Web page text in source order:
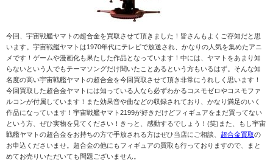
今回、宇宙戦艦ヤマトの超合金を買取させて頂きました！皆さんもよくご存知だと思
います。宇宙戦艦ヤマトは1970年代にテレビで放送され、かなりの人気を集めたアニ
メです！ゲームや漫画化も果たした作品となっています！中には、ヤマトをあまり知
らないという人でもテーマソングだけ聞いたことあるという方もいるはず。そんな知
名度の高い宇宙戦艦ヤマトの超合金を今回買取させて頂き非常にうれしく思います！
今回買取した超合金ヤマトには知っている人なら必ずわかるコスモゼロやコスモファ
ルコンが付属しています！また効果音や曲などの収録されており、かなり満足のいく
作品になっています！宇宙戦艦ヤマト2199が好きだけどフィギュアをまだ買ってない
という方、ぜひ実物を見てください！きっと、感動するでしょう！(笑)また、もし宇宙
戦艦ヤマトの超合金をお持ちの方で手放される方はぜひ当店にご相談、 超合金買取の
お申込くださいませ。超合金の他にもフィギュアの買取も行っておりますので、まと
めてお売りいただいても問題ございません。